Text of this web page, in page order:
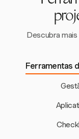
Descubra
Ferramentas